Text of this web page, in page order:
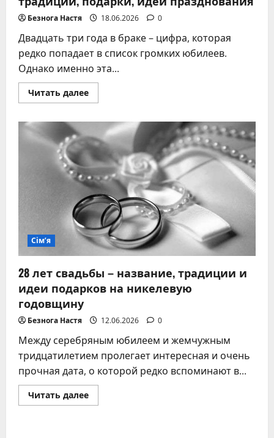
Безнога Настя 18.06.2026 0
Двадцать три года в браке – цифра, которая
редко попадает в список громких юбилеев.
Однако именно эта...
Читать далееПрочитать
больше
свадьбы:
берилловая
свадьба
–
традиции,
подарки,
идеи
празднования
Сім’я
28 лет свадьбы – название, традиции и
идеи подарков на никелевую
годовщину
Безнога Настя 12.06.2026 0
Между серебряным юбилеем и жемчужным
тридцатилетием пролегает интересная и очень
прочная дата, о которой редко вспоминают в...
Читать далееПрочитать
больше